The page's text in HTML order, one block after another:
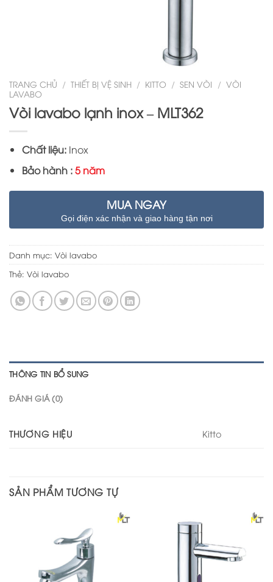
TRANG CHỦ / THIẾT BỊ VỆ SINH / KITTO / SEN VÒI / VÒI
LAVABO
Vòi lavabo lạnh inox – MLT362
Chất liệu: Inox
Bảo hành :5 năm
MUA NGAY
Gọi điện xác nhận và giao hàng tận nơi
Danh mục: Vòi lavabo
Thẻ: Vòi lavabo
THÔNG TIN BỔ SUNG
ĐÁNH GIÁ (0)
THƯƠNG HIỆU Kitto
SẢN PHẨM TƯƠNG TỰ